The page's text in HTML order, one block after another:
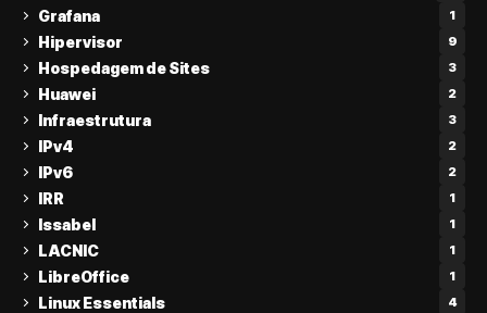
Grafana 1
Hipervisor 9
Hospedagem de Sites 3
Huawei 2
Infraestrutura 3
IPv4 2
IPv6 2
IRR 1
Issabel 1
LACNIC 1
LibreOffice 1
Linux Essentials 4